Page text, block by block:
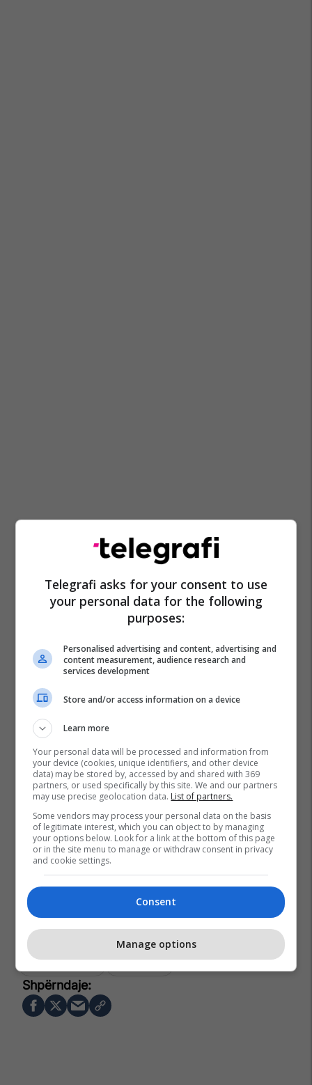
Telegrafi asks for your consent to use
your personal data for the following
purposes:
Personalised advertising and content, advertising and
content measurement, audience research and
services development
Store and/or access information on a device
Learn more
Your personal data will be processed and information from
your device (cookies, unique identifiers, and other device
data) may be stored by, accessed by and shared with 369
partners, or used specifically by this site. We and our partners
may use precise geolocation data. List of partners.
Some vendors may process your personal data on the basis
of legitimate interest, which you can object to by managing
your options below. Look for a link at the bottom of this page
or in the site menu to manage or withdraw consent in privacy
and cookie settings.
Consent
Manage options